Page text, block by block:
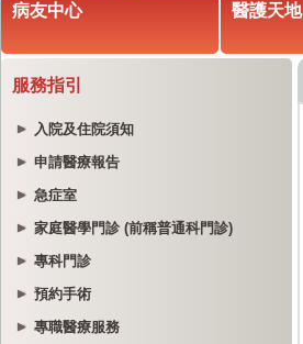
病友中心 醫護天地
服務指引
入院及住院須知
申請醫療報告
急症室
家庭醫學門診 (前稱普通科門診)
專科門診
預約手術
專職醫療服務